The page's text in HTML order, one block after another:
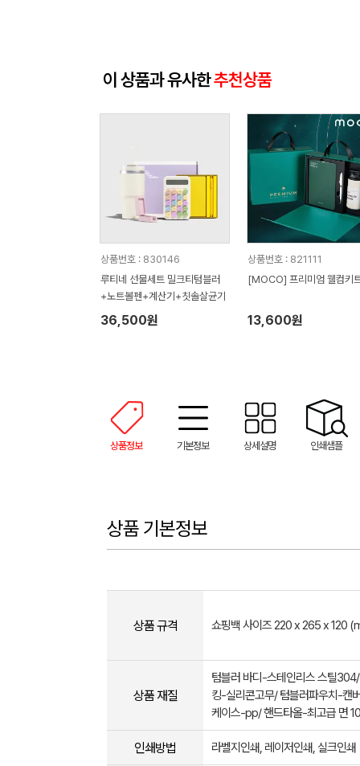
이 상품과 유사한추천상품
상품번호 : 830146
루티네 선물세트 밀크티텀블러
+노트볼펜+계산기+칫솔살균기
36,500원
상품번호 : 821111
[MOCO] 프리미엄 웰컴키
13,600원
상품정보 기본정보 상세설명 인쇄샘플
상품 기본정보
상품 규격 쇼핑백 사이즈 220 x 265 x 120
상품 재질
텀블러 바디-스테인리스 스틸
킹-실리콘고무/ 텀블러파우치-캔
케이스-pp/ 핸드타올-최고급 면
인쇄방법 라벨지인쇄, 레이저인쇄, 실크인쇄